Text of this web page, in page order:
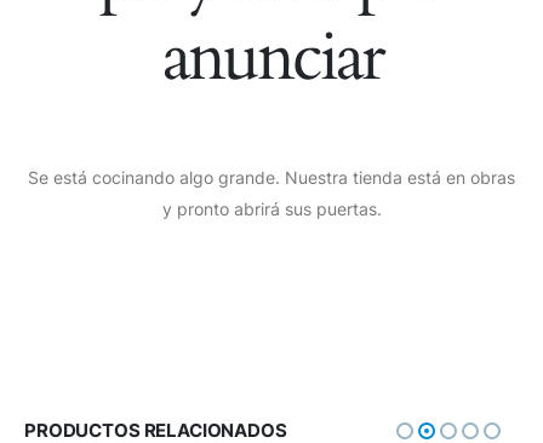
anunciar
Se está cocinando algo grande. Nuestra tienda está en obras
y pronto abrirá sus puertas.
PRODUCTOS RELACIONADOS